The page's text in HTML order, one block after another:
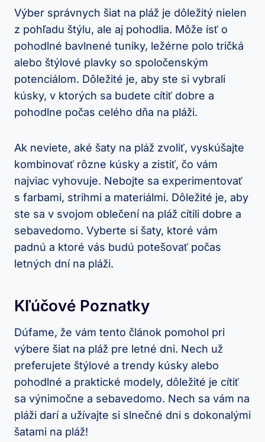
Výber správnych šiat na pláž je dôležitý nielen
z pohľadu štýlu, ale aj pohodlia. Môže ísť o
pohodlné bavlnené tuniky, ležérne polo tričká
alebo štýlové plavky so spoločenským
potenciálom. Dôležité je, aby ste si vybrali
kúsky, v ktorých sa budete cítiť dobre a
pohodlne počas celého dňa na pláži.
Ak neviete, aké šaty na pláž zvoliť, vyskúšajte
kombinovať rôzne kúsky a zistiť, čo vám
najviac vyhovuje. Nebojte sa experimentovať
s farbami, strihmi a materiálmi. Dôležité je, aby
ste sa v svojom oblečení na pláž cítili dobre a
sebavedomo. Vyberte si šaty, ktoré vám
padnú a ktoré vás budú potešovať počas
letných dní na pláži.
Kľúčové Poznatky
Dúfame, že vám tento článok pomohol pri
výbere šiat na pláž pre letné dni. Nech už
preferujete štýlové a trendy kúsky alebo
pohodlné a praktické modely, dôležité je cítiť
sa výnimočne a sebavedomo. Nech sa vám na
pláži darí a užívajte si slnečné dni s dokonalými
šatami na pláž!